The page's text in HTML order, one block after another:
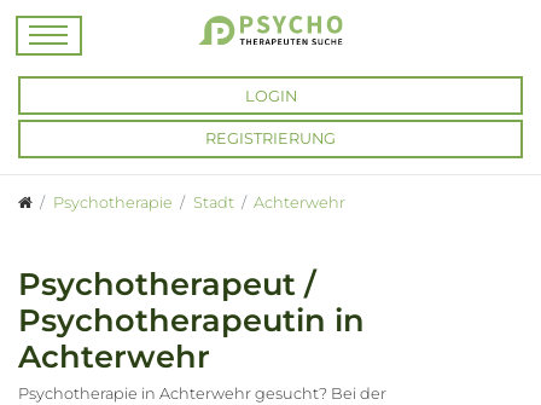
LOGIN
REGISTRIERUNG
Psychotherapie Stadt Achterwehr
Psychotherapeut /
Psychotherapeutin in
Achterwehr
Psychotherapie in Achterwehr gesucht? Bei der